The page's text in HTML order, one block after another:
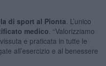
di sport al Pionta . L’unico
medico . “Valorizziamo
e praticata in tutte le
all’esercizio e al benessere